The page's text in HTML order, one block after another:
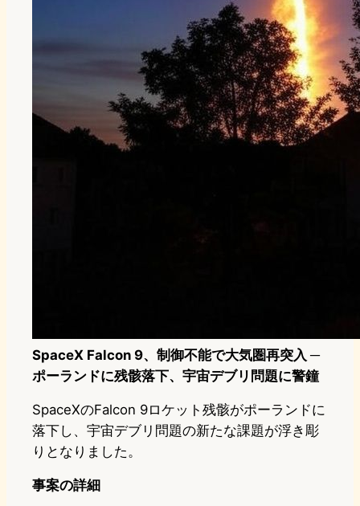
SpaceX Falcon 9、制御不能で大気圏再突入 ─
ポーランドに残骸落下、宇宙デブリ問題に警鐘
SpaceXのFalcon 9ロケット残骸がポーランドに
落下し、宇宙デブリ問題の新たな課題が浮き彫
りとなりました。
事案の詳細